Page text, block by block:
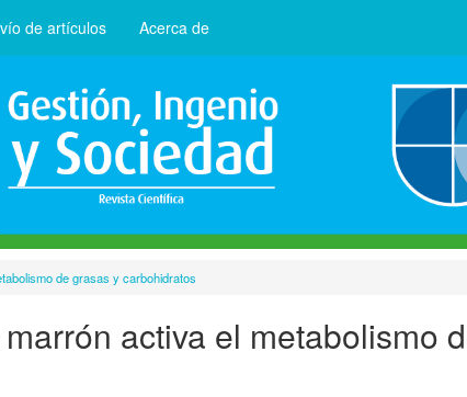
de artículos Acerca de
de grasas y carbohidratos
activa el metabolismo